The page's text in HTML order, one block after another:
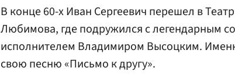
В конце 60-х Иван Сергеевич перешел в
Любимова, где подружился с легендарным
исполнителем Владимиром Высоцким.
свою песню «Письмо к другу».